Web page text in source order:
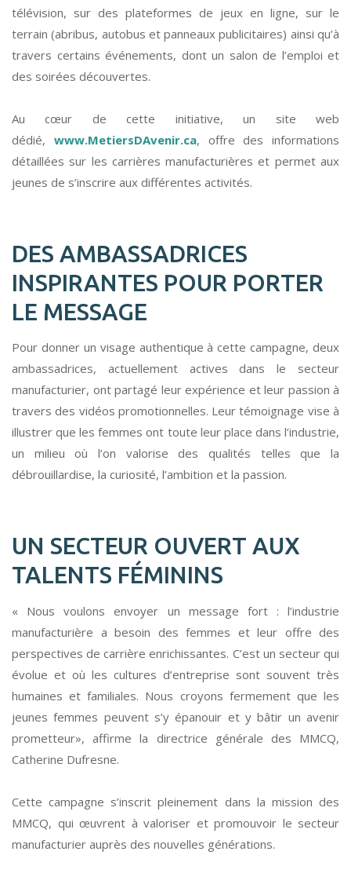
télévision, sur des plateformes de jeux en ligne, sur le
terrain (abribus, autobus et panneaux publicitaires) ainsi qu’à
travers certains événements, dont un salon de l’emploi et
des soirées découvertes.
Au cœur de cette initiative, un site web
dédié, www.MetiersDAvenir.ca, offre des informations
détaillées sur les carrières manufacturières et permet aux
jeunes de s’inscrire aux différentes activités.
DES AMBASSADRICES
INSPIRANTES POUR PORTER
LE MESSAGE
Pour donner un visage authentique à cette campagne, deux
ambassadrices, actuellement actives dans le secteur
manufacturier, ont partagé leur expérience et leur passion à
travers des vidéos promotionnelles. Leur témoignage vise à
illustrer que les femmes ont toute leur place dans l’industrie,
un milieu où l’on valorise des qualités telles que la
débrouillardise, la curiosité, l’ambition et la passion.
UN SECTEUR OUVERT AUX
TALENTS FÉMININS
« Nous voulons envoyer un message fort : l’industrie
manufacturière a besoin des femmes et leur offre des
perspectives de carrière enrichissantes. C’est un secteur qui
évolue et où les cultures d’entreprise sont souvent très
humaines et familiales. Nous croyons fermement que les
jeunes femmes peuvent s’y épanouir et y bâtir un avenir
prometteur», affirme la directrice générale des MMCQ,
Catherine Dufresne.
Cette campagne s’inscrit pleinement dans la mission des
MMCQ, qui œuvrent à valoriser et promouvoir le secteur
manufacturier auprès des nouvelles générations.